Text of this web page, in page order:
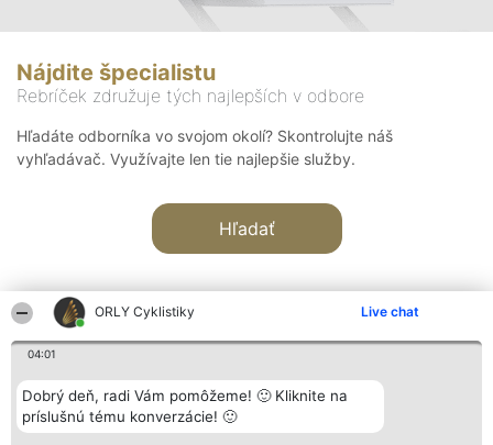
ORLY Cyklistiky Live chat
04:01
Dobrý deň, radi Vám pomôžeme! 🙂 Kliknite na
príslušnú tému konverzácie! 🙂
Nájdite špecialistu
Rebríček združuje tých najlepších v odbore
Hľadáte odborníka vo svojom okolí? Skontrolujte náš
vyhľadávač. Využívajte len tie najlepšie služby.
Hľadať
Organizátor hodnotenia
Bright Side Solutions sp. z o.
o. sp. k.
Hodnotenie
Laureáti
Lista
Kontakt
Kontakt